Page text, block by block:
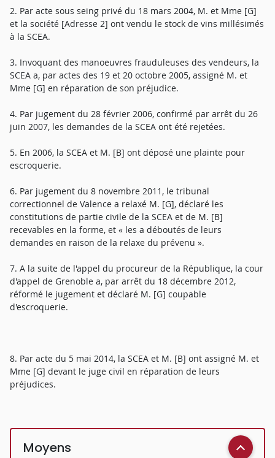
2. Par acte sous seing privé du 18 mars 2004, M. et Mme [G]
et la société [Adresse 2] ont vendu le stock de vins millésimés
à la SCEA.
3. Invoquant des manoeuvres frauduleuses des vendeurs, la
SCEA a, par actes des 19 et 20 octobre 2005, assigné M. et
Mme [G] en réparation de son préjudice.
4. Par jugement du 28 février 2006, confirmé par arrêt du 26
juin 2007, les demandes de la SCEA ont été rejetées.
5. En 2006, la SCEA et M. [B] ont déposé une plainte pour
escroquerie.
6. Par jugement du 8 novembre 2011, le tribunal
correctionnel de Valence a relaxé M. [G], déclaré les
constitutions de partie civile de la SCEA et de M. [B]
recevables en la forme, et « les a déboutés de leurs
demandes en raison de la relaxe du prévenu ».
7. A la suite de l'appel du procureur de la République, la cour
d'appel de Grenoble a, par arrêt du 18 décembre 2012,
réformé le jugement et déclaré M. [G] coupable
d'escroquerie.
8. Par acte du 5 mai 2014, la SCEA et M. [B] ont assigné M. et
Mme [G] devant le juge civil en réparation de leurs
préjudices.
Moyens